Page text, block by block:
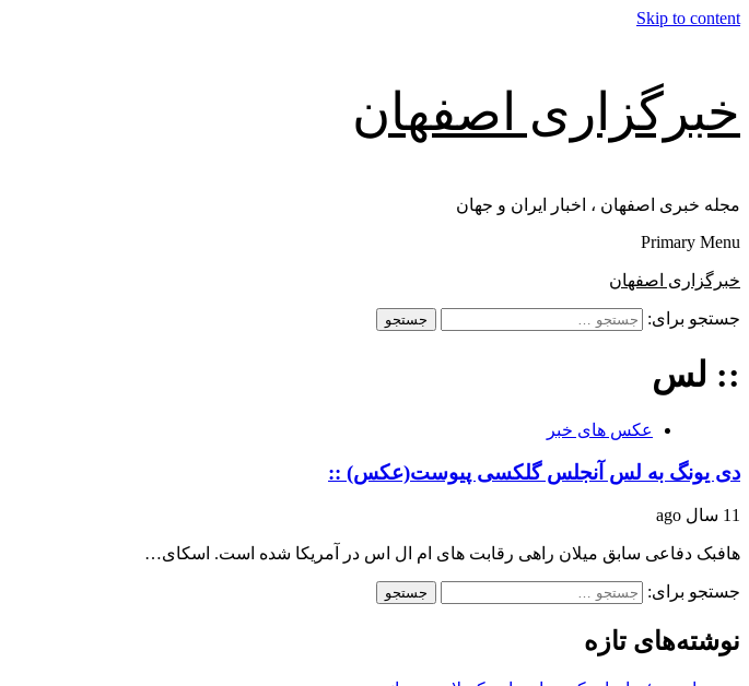
Skip to content
خبرگزاری اصفهان
مجله خبری اصفهان ، اخبار ایران و جهان
Primary Menu
خبرگزاری اصفهان
جستجو برای:
:: لس
عکس های خبر
دی یونگ به لس آنجلس گلکسی پیوست(عکس) ::
11 سال ago
هافبک دفاعی سابق میلان راهی رقابت های ام ال اس در آمریکا شده است. اسکای…
جستجو برای:
نوشته‌های تازه